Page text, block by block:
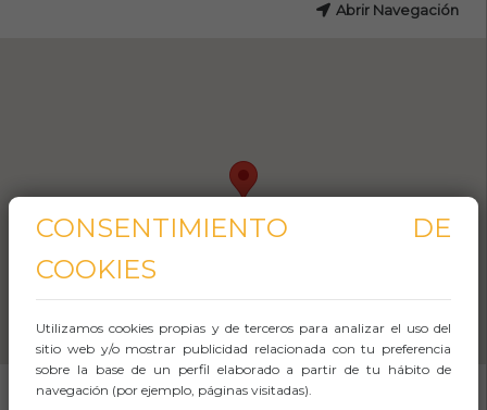
Abrir Navegación
CONSENTIMIENTO DE
COOKIES
Utilizamos cookies propias y de terceros para analizar el uso del
sitio web y/o mostrar publicidad relacionada con tu preferencia
sobre la base de un perfil elaborado a partir de tu hábito de
navegación (por ejemplo, páginas visitadas).